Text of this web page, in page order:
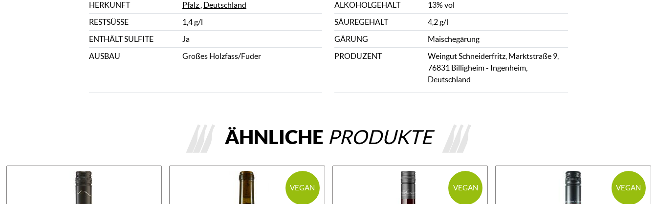
HERKUNFT
Pfalz Deutschland ALKOHOLGEHALT
13% vol
RESTSÜSSE
1,4 g/l SÄUREGEHALT
4,2 g/l
ENTHÄLT SULFITE
Ja GÄRUNG
Maischegärung
AUSBAU
Großes Holzfass/Fuder PRODUZENT
Weingut Schneiderfritz, Marktstraße 9,
76831 Billigheim - Ingenheim,
Deutschland
ÄHNLICHE PRODUKTE
VEGAN VEGAN VEGAN